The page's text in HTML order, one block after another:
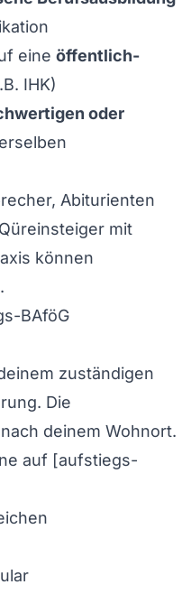
eine öffentlich-
IHK)
oder
Abiturienten
mit
können
BAföG
zuständigen
Die
deinem Wohnort.
auf [aufstiegs-